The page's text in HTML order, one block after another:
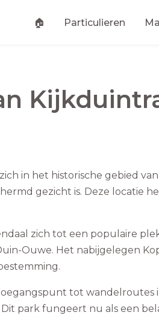
🏠 Particulieren
in het historische gebied
gezicht is. Deze locatie
zich tot een populaire
Ouwe. Het nabijgelegen
tot wandelroutes
park fungeert nu als een